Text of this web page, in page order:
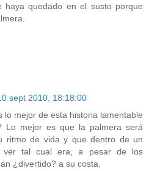
haya quedado en el susto porque
sept 2010, 18:18:00
lo mejor de esta historia lamentable
Lo mejor es que la palmera será
ritmo de vida y que dentro de un
ver tal cual era, a pesar de los
¿divertido? a su costa.